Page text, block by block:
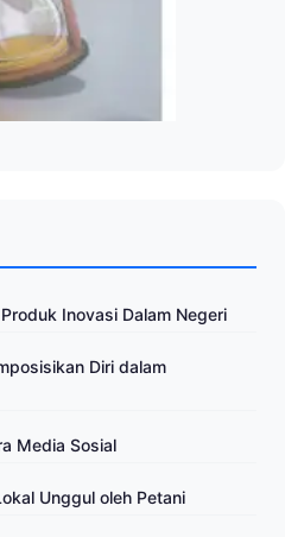
Inovasi Dalam Negeri
Diri dalam
Media Sosial
Unggul oleh Petani